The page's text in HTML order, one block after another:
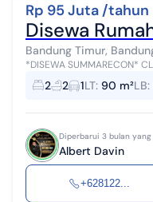
Rp 95 Juta /tahun
Disewa
Bandung Timur,
*DISEWA SUMMARECON*
2 Kamar mandi : 2 Lebar : 6
Furnished Harga ...
2 2 1LT: 90 m²LB:
Diperbarui 3 bulan yang
Albert Davin
+628122...